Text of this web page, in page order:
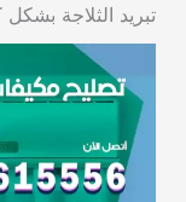
تبريد الثلاجة